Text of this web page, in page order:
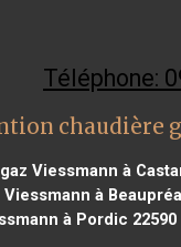
Téléphone:
chaudière
Viessmann à
à
à Pordic 22590